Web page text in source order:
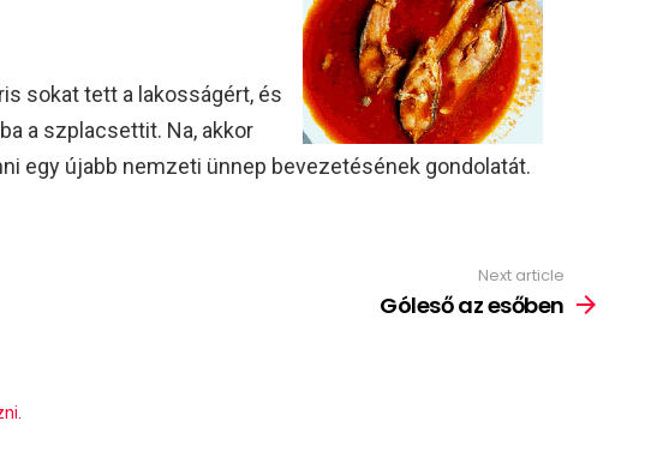
sokat tett a lakosságért, és
a szplacsettit. Na, akkor
egy újabb nemzeti ünnep bevezetésének gondolatát.
Next article
Góleső az esőben
.